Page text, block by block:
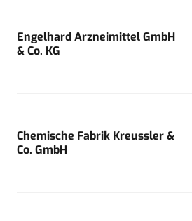
Engelhard Arzneimittel GmbH
& Co. KG
Chemische Fabrik Kreussler &
Co. GmbH